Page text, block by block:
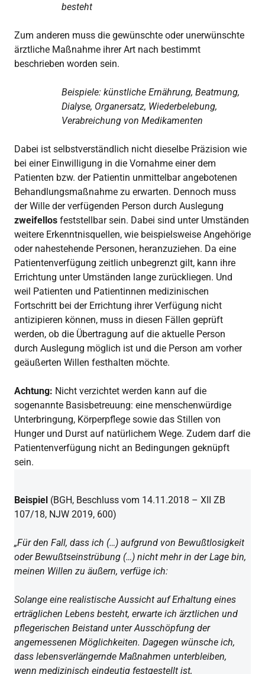
besteht
Zum anderen muss die gewünschte oder unerwünschte
ärztliche Maßnahme ihrer Art nach bestimmt
beschrieben worden sein.
Beispiele: künstliche Ernährung, Beatmung,
Dialyse, Organersatz, Wiederbelebung,
Verabreichung von Medikamenten
Dabei ist selbstverständlich nicht dieselbe Präzision wie
bei einer Einwilligung in die Vornahme einer dem
Patienten bzw. der Patientin unmittelbar angebotenen
Behandlungsmaßnahme zu erwarten. Dennoch muss
der Wille der verfügenden Person durch Auslegung
zweifellos feststellbar sein. Dabei sind unter Umständen
weitere Erkenntnisquellen, wie beispielsweise Angehörige
oder nahestehende Personen, heranzuziehen. Da eine
Patientenverfügung zeitlich unbegrenzt gilt, kann ihre
Errichtung unter Umständen lange zurückliegen. Und
weil Patienten und Patientinnen medizinischen
Fortschritt bei der Errichtung ihrer Verfügung nicht
antizipieren können, muss in diesen Fällen geprüft
werden, ob die Übertragung auf die aktuelle Person
durch Auslegung möglich ist und die Person am vorher
geäußerten Willen festhalten möchte.
Achtung: Nicht verzichtet werden kann auf die
sogenannte Basisbetreuung: eine menschenwürdige
Unterbringung, Körperpflege sowie das Stillen von
Hunger und Durst auf natürlichem Wege. Zudem darf die
Patientenverfügung nicht an Bedingungen geknüpft
sein.
Beispiel (BGH, Beschluss vom 14.11.2018 – XII ZB
107/18, NJW 2019, 600)
„Für den Fall, dass ich (…) aufgrund von Bewußtlosigkeit
oder Bewußtseinstrübung (…) nicht mehr in der Lage bin,
meinen Willen zu äußern, verfüge ich:
Solange eine realistische Aussicht auf Erhaltung eines
erträglichen Lebens besteht, erwarte ich ärztlichen und
pflegerischen Beistand unter Ausschöpfung der
angemessenen Möglichkeiten. Dagegen wünsche ich,
dass lebensverlängernde Maßnahmen unterbleiben,
wenn medizinisch eindeutig festgestellt ist,